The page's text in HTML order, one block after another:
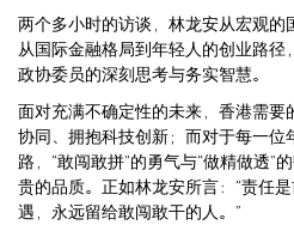
两个多小时的访谈，林龙安从宏观的
从国际金融格局到年轻人的创业路
政协委员的深刻思考与务实智慧。
面对充满不确定性的未来，香港需
协同、拥抱科技创新；而对于每一
路，“敢闯敢拼”的勇气与“做精做透”
贵的品质。正如林龙安所言：“责任
遇，永远留给敢闯敢干的人。”